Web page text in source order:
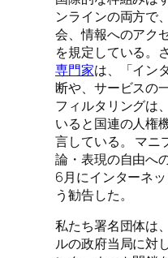
ンラインの両方で
会、情報へのアク
を規定している。
専門家は、「イン
断や、サービスの
フィルタリングは
いると国連の人権
言している。 マニ
論・表現の自由へ
6月にインターネ
う勧告した。
私たち署名団体は
ルの政府当局に対